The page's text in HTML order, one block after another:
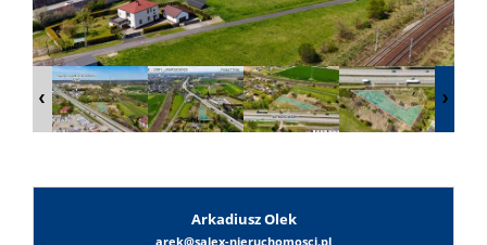
Lokale
Obiekty
Arkadiusz Olek
arek@salex-nieruchomosci.pl